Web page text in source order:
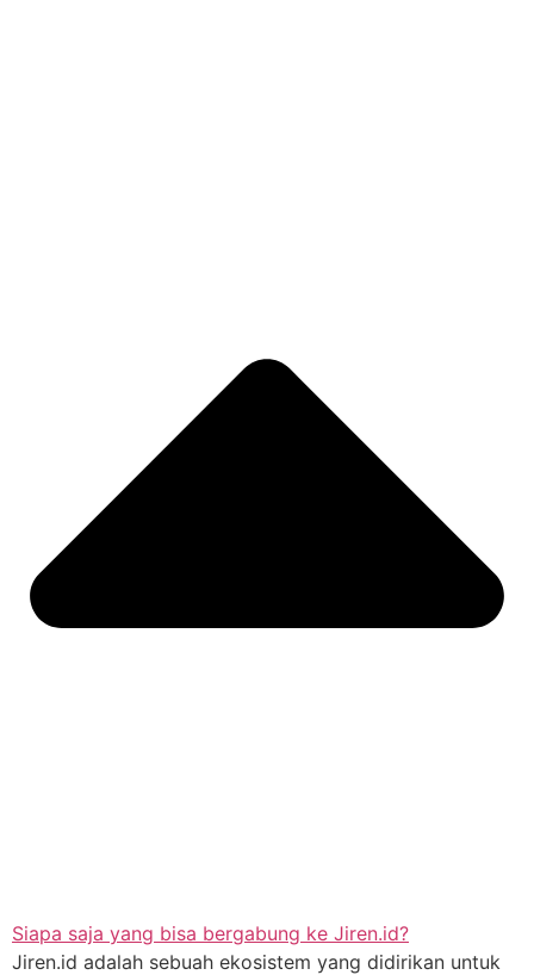
Siapa saja yang bisa bergabung ke Jiren.id?
Jiren.id adalah sebuah ekosistem yang didirikan untuk